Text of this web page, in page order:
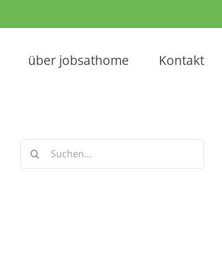
über jobsathome Kontakt
Suche
nach: